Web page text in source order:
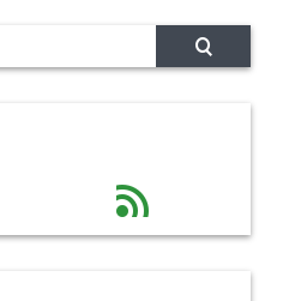
feed